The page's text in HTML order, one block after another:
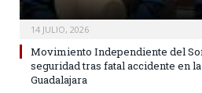
14 JULIO, 2026
Movimiento Independiente del
seguridad tras fatal accidente en
Guadalajara